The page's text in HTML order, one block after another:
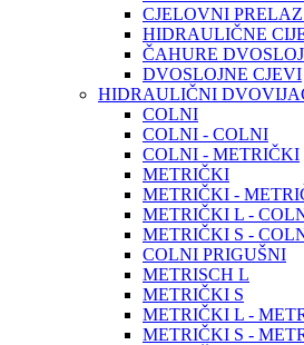
CJELOVNI
HIDRAULIČNE
ČAHURE
DVOSLOJNE CJEVI
HIDRAULIČNI
COLNI
COLNI - COLNI
COLNI - METRIČKI
METRIČKI
METRIČKI -
METRIČKI L -
METRIČKI S -
COLNI PRIGUŠNI
METRISCH L
METRIČKI S
METRIČKI L -
METRIČKI S -